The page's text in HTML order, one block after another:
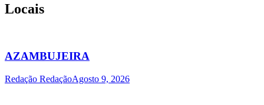
Locais
AZAMBUJEIRA
Redação RedaçãoAgosto 9, 2026